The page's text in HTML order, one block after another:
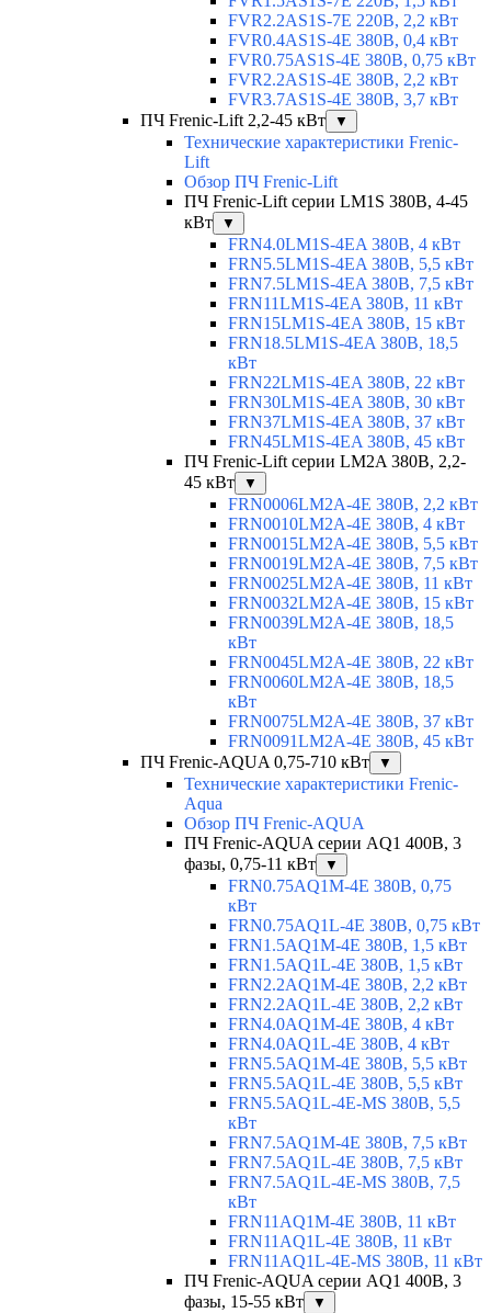
FVR2.2AS1S-7E 220В, 2,2 кВт
FVR0.4AS1S-4E 380В, 0,4 кВт
FVR0.75AS1S-4E 380В, 0,75 кВт
FVR2.2AS1S-4E 380В, 2,2 кВт
FVR3.7AS1S-4E 380В, 3,7 кВт
ПЧ Frenic-Lift 2,2-45 кВт
▼
Технические характеристики Frenic-
Lift
Обзор ПЧ Frenic-Lift
ПЧ Frenic-Lift серии LM1S 380В, 4-45
кВт
▼
FRN4.0LM1S-4EA 380В, 4 кВт
FRN5.5LM1S-4EA 380В, 5,5 кВт
FRN7.5LM1S-4EA 380В, 7,5 кВт
FRN11LM1S-4EA 380В, 11 кВт
FRN15LM1S-4EA 380В, 15 кВт
FRN18.5LM1S-4EA 380В, 18,5
кВт
FRN22LM1S-4EA 380В, 22 кВт
FRN30LM1S-4EA 380В, 30 кВт
FRN37LM1S-4EA 380В, 37 кВт
FRN45LM1S-4EA 380В, 45 кВт
ПЧ Frenic-Lift серии LM2A 380В, 2,2-
45 кВт
▼
FRN0006LM2A-4E 380В, 2,2 кВт
FRN0010LM2A-4E 380В, 4 кВт
FRN0015LM2A-4E 380В, 5,5 кВт
FRN0019LM2A-4E 380В, 7,5 кВт
FRN0025LM2A-4E 380В, 11 кВт
FRN0032LM2A-4E 380В, 15 кВт
FRN0039LM2A-4E 380В, 18,5
кВт
FRN0045LM2A-4E 380В, 22 кВт
FRN0060LM2A-4E 380В, 18,5
кВт
FRN0075LM2A-4E 380В, 37 кВт
FRN0091LM2A-4E 380В, 45 кВт
ПЧ Frenic-AQUA 0,75-710 кВт
▼
Технические характеристики Frenic-
Aqua
Обзор ПЧ Frenic-AQUA
ПЧ Frenic-AQUA серии AQ1 400В, 3
фазы, 0,75-11 кВт
▼
FRN0.75AQ1M-4E 380В, 0,75
кВт
FRN0.75AQ1L-4E 380В, 0,75 кВт
FRN1.5AQ1M-4E 380В, 1,5 кВт
FRN1.5AQ1L-4E 380В, 1,5 кВт
FRN2.2AQ1M-4E 380В, 2,2 кВт
FRN2.2AQ1L-4E 380В, 2,2 кВт
FRN4.0AQ1M-4E 380В, 4 кВт
FRN4.0AQ1L-4E 380В, 4 кВт
FRN5.5AQ1M-4E 380В, 5,5 кВт
FRN5.5AQ1L-4E 380В, 5,5 кВт
FRN5.5AQ1L-4E-MS 380В, 5,5
кВт
FRN7.5AQ1M-4E 380В, 7,5 кВт
FRN7.5AQ1L-4E 380В, 7,5 кВт
FRN7.5AQ1L-4E-MS 380В, 7,5
кВт
FRN11AQ1M-4E 380В, 11 кВт
FRN11AQ1L-4E 380В, 11 кВт
FRN11AQ1L-4E-MS 380В, 11 кВт
ПЧ Frenic-AQUA серии AQ1 400В, 3
фазы, 15-55 кВт
▼